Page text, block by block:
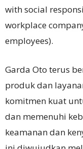
with social
workplace
employees).
Garda Oto terus
produk dan
komitmen kuat
dan memenuhi
keamanan dan